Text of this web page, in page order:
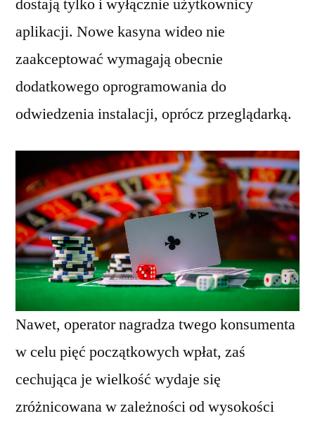
dostają tylko i wyłącznie użytkownicy
aplikacji. Nowe kasyna wideo nie
zaakceptować wymagają obecnie
dodatkowego oprogramowania do
odwiedzenia instalacji, oprócz przeglądarką.
Nawet, operator nagradza twego konsumenta
w celu pięć początkowych wpłat, zaś
cechująca je wielkość wydaje się
zróżnicowana w zależności od wysokości